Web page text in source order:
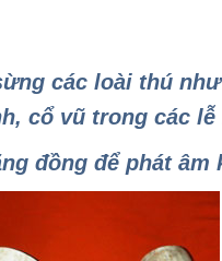
các loài thú
cổ vũ trong các
đồng để phát âm